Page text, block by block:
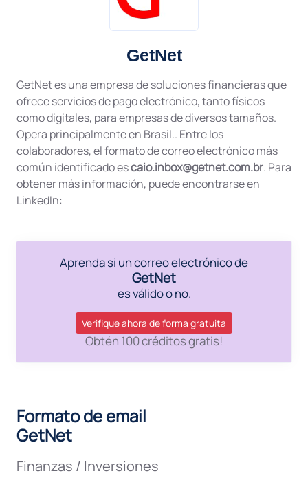
GetNet
GetNet es una empresa de soluciones financieras que
ofrece servicios de pago electrónico, tanto físicos
como digitales, para empresas de diversos tamaños.
Opera principalmente en Brasil.. Entre los
colaboradores, el formato de correo electrónico más
común identificado escaio.inbox@getnet.com.br. Para
obtener más información, puede encontrarse en
LinkedIn:
Aprenda si un correo electrónico de
GetNet
es válido o no.
Verifique ahora de forma gratuita
Obtén 100 créditos gratis!
Formato de email
GetNet
Finanzas / Inversiones